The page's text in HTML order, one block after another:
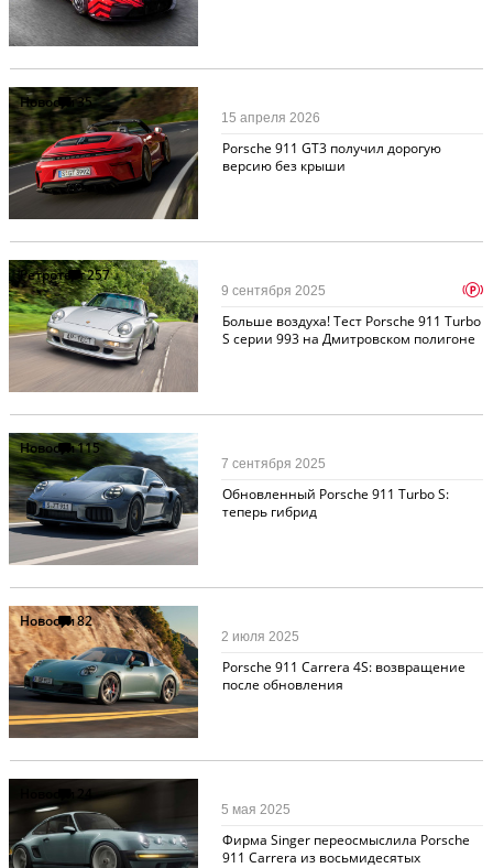
Новости35
Porsche 911 GT3 получил дорогую
версию без крыши
15 апреля 2026
Ретротест257
Больше воздуха! Тест Porsche 911 Turbo
S серии 993 на Дмитровском полигоне
9 сентября 2025 p
Новости115
Обновленный Porsche 911 Turbo S:
теперь гибрид
7 сентября 2025
Новости82
Porsche 911 Carrera 4S: возвращение
после обновления
2 июля 2025
Новости 24
Фирма Singer переосмыслила Porsche
911 Carrera из восьмидесятых
5 мая 2025